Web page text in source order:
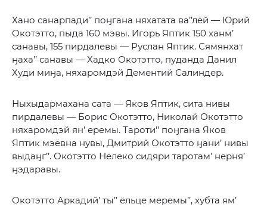
Хано санарпади’’ поӈгана няхатата ва’’лёй — Юрий
Окотэтто, пыда 160 мэвы. Игорь Яптик 150 ханм’
санавы, 155 пирдалевы — Руслан Яптик. Сямянхат
ӈаха’’ санавы — Хадко Окотэтто, пуданда Данил
Худи миӈа, няхаромдэй Дементий Салиндер.
Ныхыдармахана сата — Яков Яптик, сита нивы
пирдалевы — Борис Окотэтто, Николай Окотэтто
няхаромдэй ян’ еремы. Тароти’’ поӈгана Яков
Яптик мэёвна нувы, Дмитрий Окотэтто ӈани’ нивы
выдаӈг’’. Окотэтто Нёлеко сидяри таротам’ нерня’
ӈэдаравы.
Окотэтто Аркадий’ ты’’ ёльце меремы’’, хубта ям’